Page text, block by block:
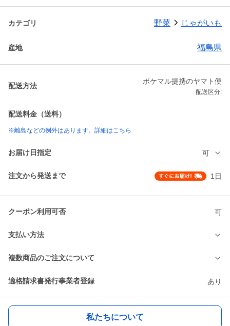
カテゴリ 野菜 じゃがいも
産地 福島県
配送方法
ポケマル提携のヤマト便
配送区分:
配送料金（送料）
※離島などの例外はあります。詳細はこちら
お届け日指定 可
注文から発送まで 1日
クーポン利用可否 可
支払い方法
複数商品のご注文について
適格請求書発行事業者登録 あり
私たちについて